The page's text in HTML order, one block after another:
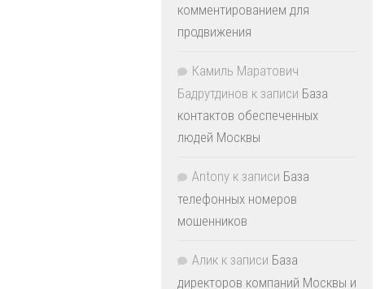
комментированием для
продвижения
Камиль Маратович
Бадрутдинов к записи База
контактов обеспеченных
людей Москвы
Antony к записи База
телефонных номеров
мошенников
Алик к записи База
директоров компаний Москвы и